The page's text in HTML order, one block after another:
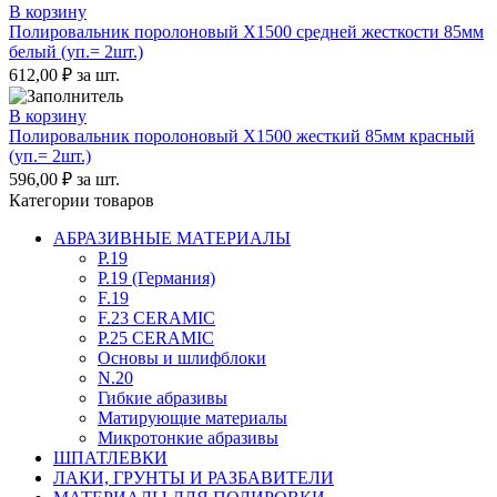
В корзину
Полировальник поролоновый X1500 средней жесткости 85мм
белый (уп.= 2шт.)
612,00 ₽ за шт.
В корзину
Полировальник поролоновый X1500 жесткий 85мм красный
(уп.= 2шт.)
596,00 ₽ за шт.
Категории товаров
АБРАЗИВНЫЕ МАТЕРИАЛЫ
P.19
P.19 (Германия)
F.19
F.23 CERAMIC
P.25 CERAMIC
Основы и шлифблоки
N.20
Гибкие абразивы
Матирующие материалы
Микротонкие абразивы
ШПАТЛЕВКИ
ЛАКИ, ГРУНТЫ И РАЗБАВИТЕЛИ